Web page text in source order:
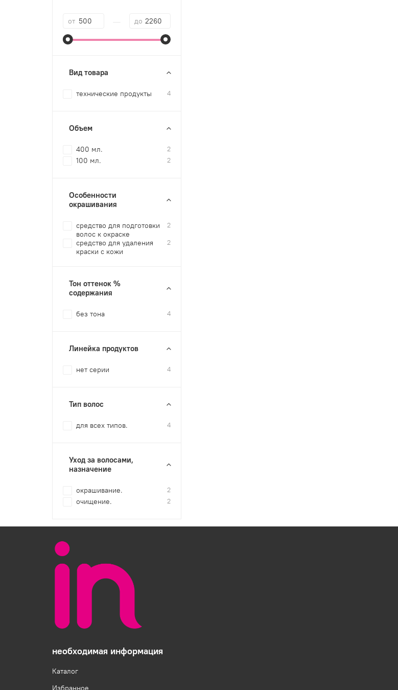
от до
Вид товара
технические продукты 4
Объем
400 мл. 2
100 мл. 2
Особенности
окрашивания
cредство для подготовки
волос к окраске
2
средство для удаления
краски с кожи
2
Тон оттенок %
содержания
без тона 4
Линейка продуктов
нет серии 4
Тип волос
для всех типов. 4
Уход за волосами,
назначение
окрашивание. 2
очищение. 2
необходимая информация
Каталог
Избранное